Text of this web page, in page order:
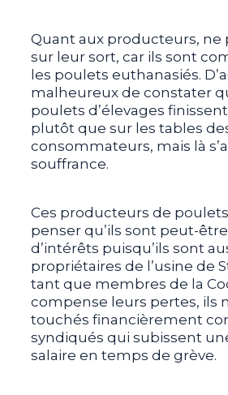
Quant aux producteurs, ne
sur leur sort, car ils sont
les poulets euthanasiés.
malheureux de constater
poulets d’élevages
plutôt que sur les tables
consommateurs, mais là
souffrance.
Ces producteurs de poulets,
penser qu’ils sont peut-
d’intérêts puisqu’ils sont
propriétaires de l’usine de
tant que membres de la
compense leurs pertes, ils
touchés financièrement
syndiqués qui subissent
salaire en temps de grève.